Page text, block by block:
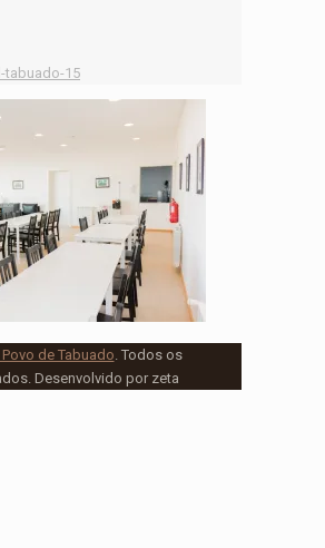
tabuado-15
de Tabuado . Todos os
Desenvolvido por zeta